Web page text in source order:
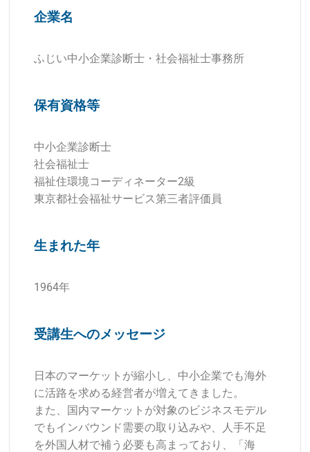
企業名
ふじい中小企業診断士・社会福祉士事務所
保有資格等
中小企業診断士
社会福祉士
福祉住環境コーディネーター2級
東京都社会福祉サービス第三者評価員
生まれた年
1964年
受講生へのメッセージ
日本のマーケットが縮小し、中小企業でも海外
に活路を求める経営者が増えてきました。
また、国内マーケットが対象のビジネスモデル
でもインバウンド需要の取り込みや、人手不足
を外国人材で補う必要も高まっており、「海